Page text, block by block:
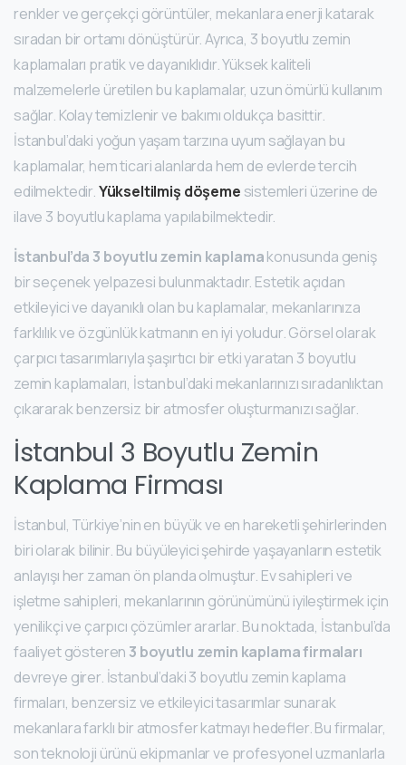
renkler ve gerçekçi görüntüler, mekanlara enerji katarak
sıradan bir ortamı dönüştürür. Ayrıca, 3 boyutlu zemin
kaplamaları pratik ve dayanıklıdır. Yüksek kaliteli
malzemelerle üretilen bu kaplamalar, uzun ömürlü kullanım
sağlar. Kolay temizlenir ve bakımı oldukça basittir.
İstanbul’daki yoğun yaşam tarzına uyum sağlayan bu
kaplamalar, hem ticari alanlarda hem de evlerde tercih
edilmektedir.Yükseltilmiş döşeme sistemleri üzerine de
ilave 3 boyutlu kaplama yapılabilmektedir.
İstanbul’da 3 boyutlu zemin kaplamakonusunda geniş
bir seçenek yelpazesi bulunmaktadır. Estetik açıdan
etkileyici ve dayanıklı olan bu kaplamalar, mekanlarınıza
farklılık ve özgünlük katmanın en iyi yoludur. Görsel olarak
çarpıcı tasarımlarıyla şaşırtıcı bir etki yaratan 3 boyutlu
zemin kaplamaları, İstanbul’daki mekanlarınızı sıradanlıktan
çıkararak benzersiz bir atmosfer oluşturmanızı sağlar.
İstanbul 3 Boyutlu Zemin
Kaplama Firması
İstanbul, Türkiye’nin en büyük ve en hareketli şehirlerinden
biri olarak bilinir. Bu büyüleyici şehirde yaşayanların estetik
anlayışı her zaman ön planda olmuştur. Ev sahipleri ve
işletme sahipleri, mekanlarının görünümünü iyileştirmek için
yenilikçi ve çarpıcı çözümler ararlar. Bu noktada, İstanbul’da
faaliyet gösteren 3 boyutlu zemin kaplama firmaları
devreye girer. İstanbul’daki 3 boyutlu zemin kaplama
firmaları, benzersiz ve etkileyici tasarımlar sunarak
mekanlara farklı bir atmosfer katmayı hedefler. Bu firmalar,
son teknoloji ürünü ekipmanlar ve profesyonel uzmanlarla